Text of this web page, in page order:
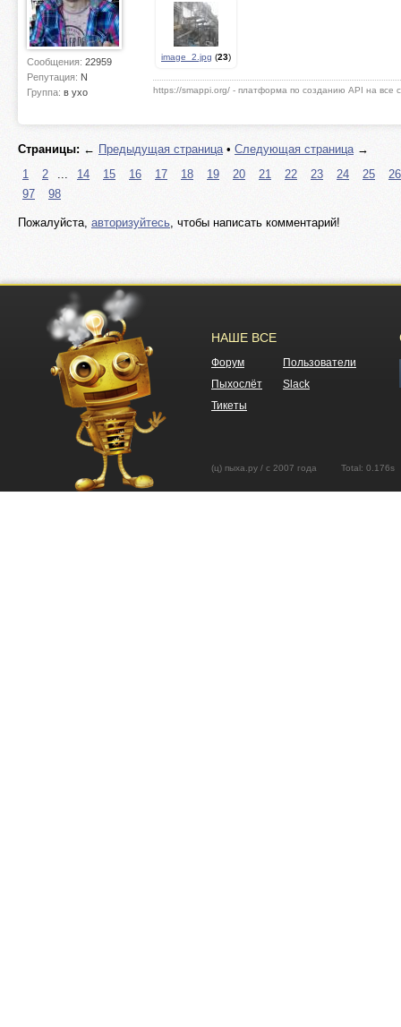
Сообщения: 22959
Репутация: N
Группа: в ухо
image_2.jpg (23)
https://smappi.org/ - платформа по созданию API на все
Страницы: ← Предыдущая страница• Следующая страница→
1
2 ... 14 15 16 17 18 19 20 21 22 23 24 25
26
97
98
Пожалуйста, авторизуйтесь, чтобы написать комментарий!
НАШЕ ВСЕ
Форум
Пользователи
Пыхослёт
Slack
Тикеты
(ц) пыха.ру / с 2007 года Total: